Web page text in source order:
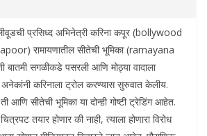
प्रसिध्द अभिनेत्री करिना कपूर (bollywood
रामायणातील सीतेची भूमिका (ramayana
सगळीकडे पसरली आणि मोठ्या वादाला
करिनाला ट्रोल करण्यास सुरुवात केलीय.
आणि सीतेची भूमिका या दोन्ही गोष्टी ट्रेडिंग आहेत.
तयार होणार की नाही, त्याला होणारा विरोध